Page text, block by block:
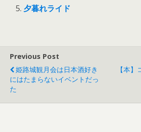
夕暮れライド
Previous Post
姫路城観月会は日本酒好き
にはたまらないイベントだっ
た
【本